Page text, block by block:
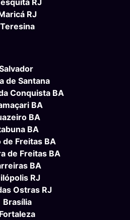
RJ
Teresina
de Santana
Conquista BA
BA
BA
BA
de Freitas BA
de Freitas BA
BA
RJ
Ostras RJ
Brasília
Fortaleza